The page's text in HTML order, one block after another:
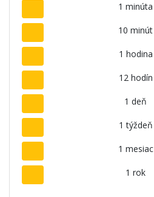
1 minúta
10 minút
1 hodina
12 hodín
1 deň
1 týždeň
1 mesiac
1 rok